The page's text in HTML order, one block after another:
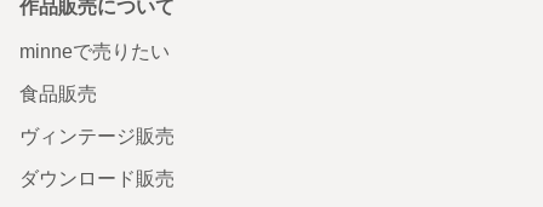
作品販売について
minneで売りたい
食品販売
ヴィンテージ販売
ダウンロード販売